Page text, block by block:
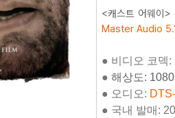
<캐스트 어웨이>
Master Audio
● 비디오 코덱:
● 해상도:
● 오디오:
● 국내 발매: